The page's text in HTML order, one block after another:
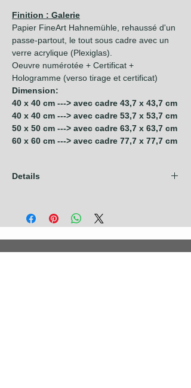
Finition : Galerie
Papier FineArt Hahnemühle, rehaussé d'un
passe-partout, le tout sous cadre avec un
verre acrylique (Plexiglas).
Oeuvre numérotée + Certificat +
Hologramme (verso tirage et certificat)
Dimension:
40 x 40 cm ---> avec cadre 43,7 x 43,7 cm
40 x 40 cm ---> avec cadre 53,7 x 53,7 cm
50 x 50 cm ---> avec cadre 63,7 x 63,7 cm
60 x 60 cm ---> avec cadre 77,7 x 77,7 cm
Details
Européenne + Royaume Uni + Canada +